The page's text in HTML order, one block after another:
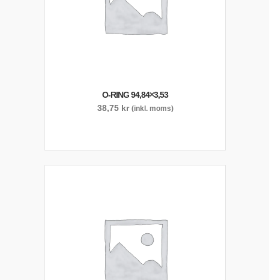
O-RING 94,84×3,53
38,75 kr (inkl. moms)